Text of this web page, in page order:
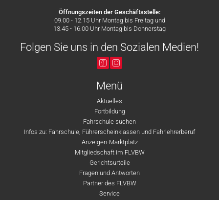
Öffnungszeiten der Geschäftsstelle:
09.00 - 12.15 Uhr Montag bis Freitag und
13.45 - 16.00 Uhr Montag bis Donnerstag
Folgen Sie uns in den Sozialen Medien!
Menü
Aktuelles
Fortbildung
Fahrschule suchen
Infos zu: Fahrschule, Führerscheinklassen und Fahrlehrerberuf
Anzeigen-Marktplatz
Mitgliedschaft im FLVBW
Gerichtsurteile
Fragen und Antworten
Partner des FLVBW
Service